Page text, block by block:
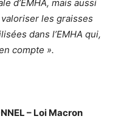
d’EMHA, mais aussi
valoriser les graisses
dans l’EMHA qui,
compte ».
– Loi Macron